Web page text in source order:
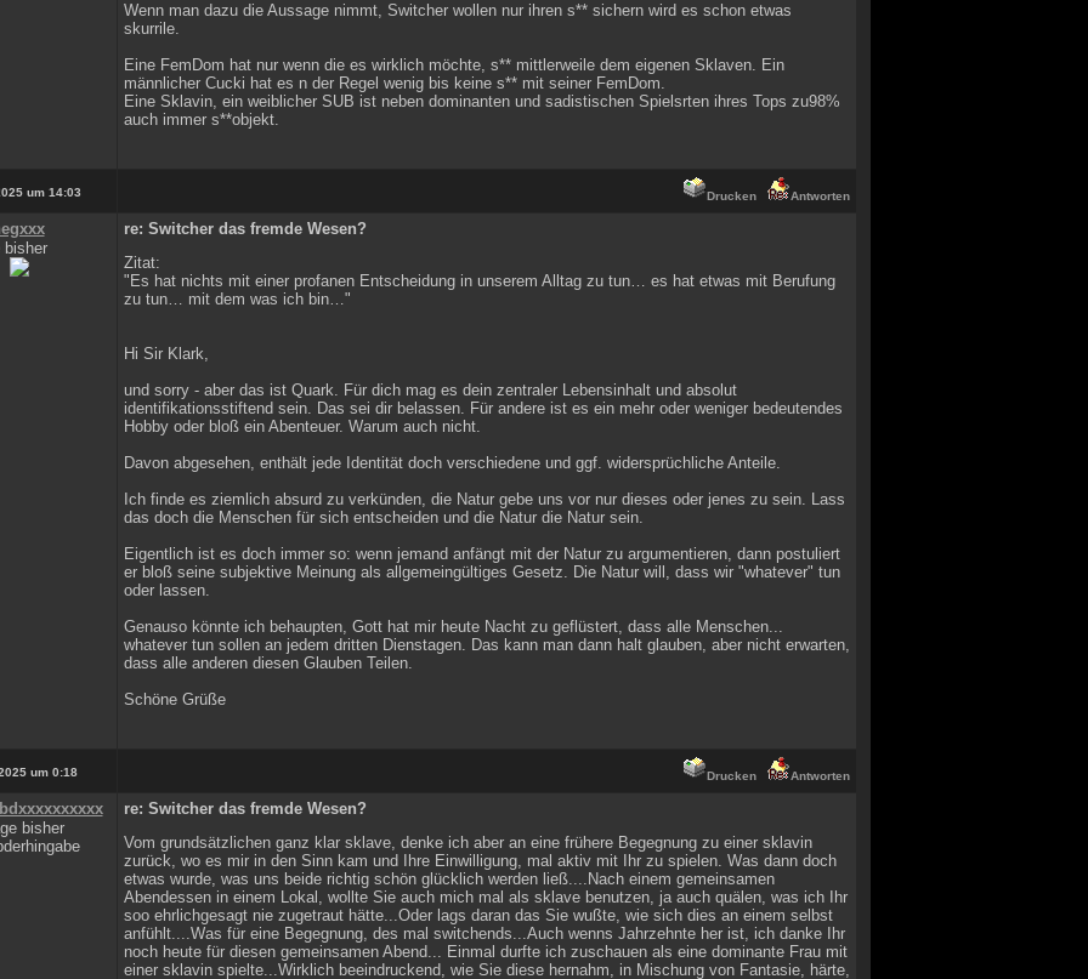
Wenn man dazu die Aussage nimmt, Switcher wollen nur ihren s** sichern wird es schon etwas
skurrile.
Eine FemDom hat nur wenn die es wirklich möchte, s** mittlerweile dem eigenen Sklaven. Ein
männlicher Cucki hat es n der Regel wenig bis keine s** mit seiner FemDom.
Eine Sklavin, ein weiblicher SUB ist neben dominanten und sadistischen Spielsrten ihres Tops zu98%
auch immer s**objekt.
um 14:03 Drucken Antworten
bisher
re: Switcher das fremde Wesen?
Zitat:
"Es hat nichts mit einer profanen Entscheidung in unserem Alltag zu tun… es hat etwas mit Berufung
zu tun… mit dem was ich bin…"
Hi Sir Klark,
und sorry - aber das ist Quark. Für dich mag es dein zentraler Lebensinhalt und absolut
identifikationsstiftend sein. Das sei dir belassen. Für andere ist es ein mehr oder weniger bedeutendes
Hobby oder bloß ein Abenteuer. Warum auch nicht.
Davon abgesehen, enthält jede Identität doch verschiedene und ggf. widersprüchliche Anteile.
Ich finde es ziemlich absurd zu verkünden, die Natur gebe uns vor nur dieses oder jenes zu sein. Lass
das doch die Menschen für sich entscheiden und die Natur die Natur sein.
Eigentlich ist es doch immer so: wenn jemand anfängt mit der Natur zu argumentieren, dann postuliert
er bloß seine subjektive Meinung als allgemeingültiges Gesetz. Die Natur will, dass wir "whatever" tun
oder lassen.
Genauso könnte ich behaupten, Gott hat mir heute Nacht zu geflüstert, dass alle Menschen...
whatever tun sollen an jedem dritten Dienstagen. Das kann man dann halt glauben, aber nicht erwarten,
dass alle anderen diesen Glauben Teilen.
Schöne Grüße
um 0:18 Drucken Antworten
bisher
re: Switcher das fremde Wesen?
Vom grundsätzlichen ganz klar sklave, denke ich aber an eine frühere Begegnung zu einer sklavin
zurück, wo es mir in den Sinn kam und Ihre Einwilligung, mal aktiv mit Ihr zu spielen. Was dann doch
etwas wurde, was uns beide richtig schön glücklich werden ließ....Nach einem gemeinsamen
Abendessen in einem Lokal, wollte Sie auch mich mal als sklave benutzen, ja auch quälen, was ich Ihr
soo ehrlichgesagt nie zugetraut hätte...Oder lags daran das Sie wußte, wie sich dies an einem selbst
anfühlt....Was für eine Begegnung, des mal switchends...Auch wenns Jahrzehnte her ist, ich danke Ihr
noch heute für diesen gemeinsamen Abend... Einmal durfte ich zuschauen als eine dominante Frau mit
einer sklavin spielte...Wirklich beeindruckend, wie Sie diese hernahm, in Mischung von Fantasie, härte,